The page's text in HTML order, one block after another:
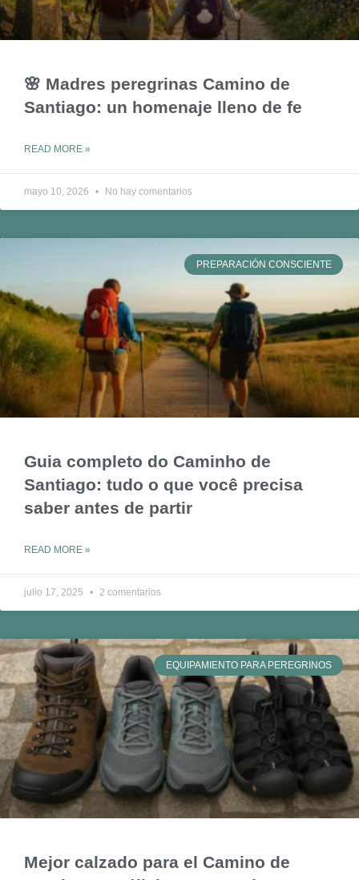
🌸 Madres peregrinas Camino de
Santiago: un homenaje lleno de fe
READ MORE »
mayo 10, 2026 No hay comentarios
PREPARACIÓN CONSCIENTE
Guia completo do Caminho de
Santiago: tudo o que você precisa
saber antes de partir
READ MORE »
julio 17, 2025 2 comentarios
EQUIPAMIENTO PARA PEREGRINOS
Mejor calzado para el Camino de